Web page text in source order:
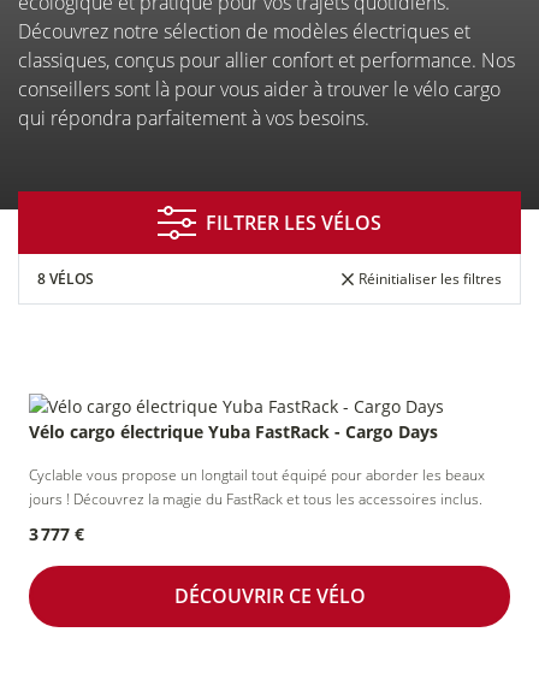
CYCLABLE
À MONTREUIL
Entretien
réparation
Essai de
vélos
Financement
Découvrez notre sélection de modèles électriques et
classiques, conçus pour allier confort et performance. Nos
conseillers sont là pour vous aider à trouver le vélo cargo
qui répondra parfaitement à vos besoins.
FILTRER LES VÉLOS
8 VÉLOS Réinitialiser les filtres
Vélo cargo électrique Yuba FastRack - Cargo Days
Cyclable vous propose un longtail tout équipé pour aborder les beaux
jours ! Découvrez la magie du FastRack et tous les accessoires inclus.
3 777 €
DÉCOUVRIR CE VÉLO